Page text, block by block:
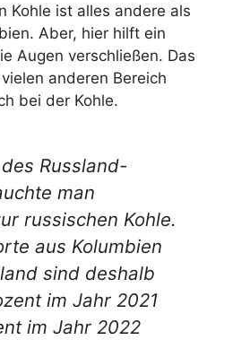
Kohle ist alles andere als
Aber, hier hilft ein
Augen verschließen. Das
anderen Bereich
bei der Kohle.
Russland-
man
russischen Kohle.
aus Kolumbien
sind deshalb
im Jahr 2021
im Jahr 2022